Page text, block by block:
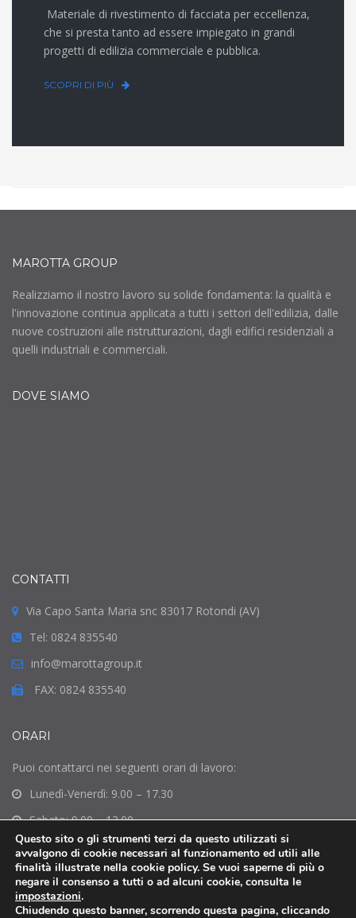
Materiale di rivestimento di facciata per eccellenza,
che si presta tanto ad essere impiegato in grandi
progetti di edilizia commerciale e pubblica.
SCOPRI DI PIÙ
MAROTTA GROUP
Realizziamo il nostro lavoro su solide fondamenta: la qualità e
l'innovazione continua applicata a tutti i settori dell'edilizia, dalle
nuove costruzioni alle ristrutturazioni, dagli edifici residenziali a
quelli industriali e commerciali.
DOVE SIAMO
CONTATTI
Via Capo Santa Maria snc 83017 Rotondi (AV)
Tel: 0824 835540
info@marottagroup.it
FAX: 0824 835540
ORARI
Puoi contattarci nei seguenti orari di lavoro:
Lunedì-Venerdì: 9.00 – 17.30
Sabato: 9.00 – 13.00
Domenica: Chiuso
Questo sito o gli strumenti terzi da questo utilizzati si
avvalgono di cookie necessari al funzionamento ed utili alle
finalità illustrate nella cookie policy. Se vuoi saperne di più o
negare il consenso a tutti o ad alcuni cookie, consulta le
impostazioni.
Chiudendo questo banner, scorrendo questa pagina, cliccando